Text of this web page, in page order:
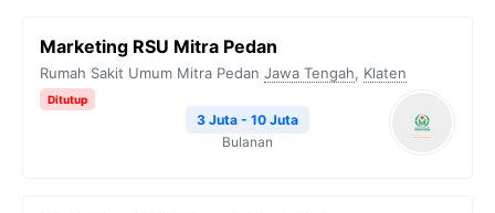
Marketing RSU Mitra Pedan
Rumah Sakit Umum Mitra Pedan Jawa Tengah, Klaten
Ditutup
3 Juta - 10 Juta
Bulanan